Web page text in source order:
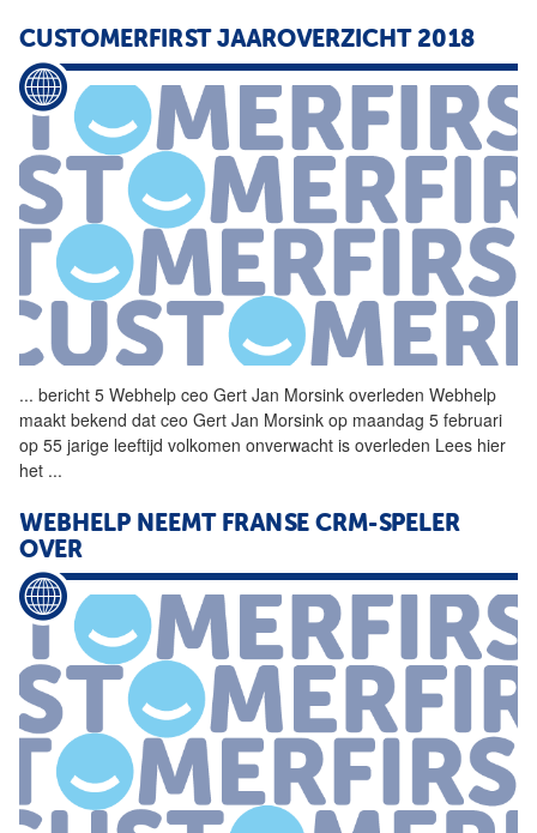
CUSTOMERFIRST JAAROVERZICHT 2018
... bericht 5 Webhelp ceo Gert Jan Morsink overleden Webhelp
maakt bekend dat ceo Gert Jan Morsink op maandag 5 februari
op 55 jarige leeftijd volkomen onverwacht is overleden Lees hier
het ...
WEBHELP NEEMT FRANSE CRM-SPELER
OVER